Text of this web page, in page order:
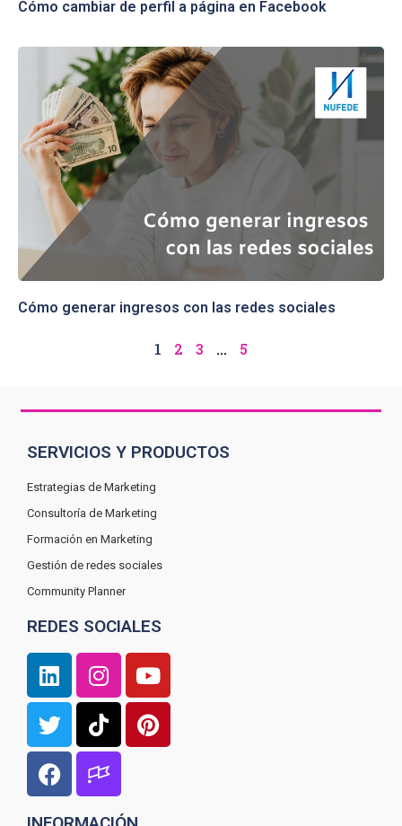
Cómo cambiar de perfil a página en Facebook
Cómo generar ingresos con las redes sociales
1 2 3 … 5
SERVICIOS Y PRODUCTOS
Estrategias de Marketing
Consultoría de Marketing
Formación en Marketing
Gestión de redes sociales
Community Planner
REDES SOCIALES